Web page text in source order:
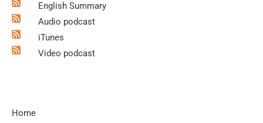
English Summary
Audio podcast
iTunes
Video podcast
Home